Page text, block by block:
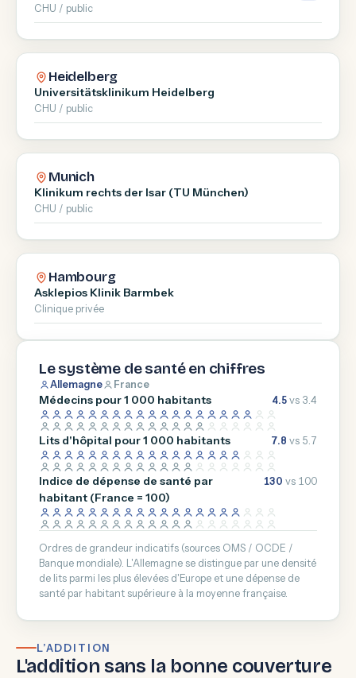
CHU / public
Heidelberg
Universitätsklinikum Heidelberg
CHU / public
Munich
Klinikum rechts der Isar (TU München)
CHU / public
Hambourg
Asklepios Klinik Barmbek
Clinique privée
Le système de santé en chiffres
Allemagne France
Médecins pour 1 000 habitants 4.5vs 3.4
Lits d'hôpital pour 1 000 habitants 7.8 vs 5.7
Indice de dépense de santé par
habitant (France = 100)
130 vs 100
Ordres de grandeur indicatifs (sources OMS / OCDE /
Banque mondiale). L'Allemagne se distingue par une densité
de lits parmi les plus élevées d'Europe et une dépense de
santé par habitant supérieure à la moyenne française.
L’ADDITION
L'addition sans la bonne couverture